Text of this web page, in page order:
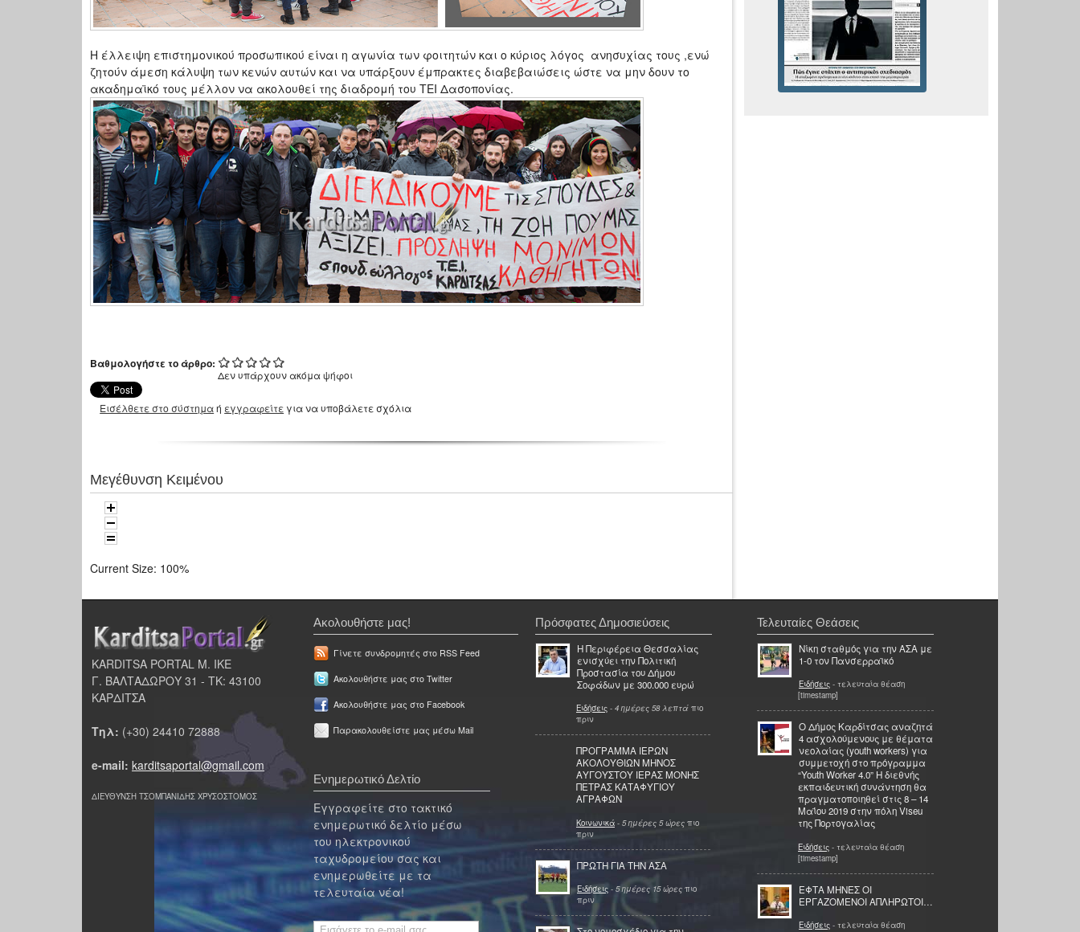
Η έλλειψη επιστημονικού προσωπικού είναι η αγωνία των φοιτητών και ο κύριος λόγος ανησυχίας τους ,ενώ
ζητούν άμεση κάλυψη των κενών αυτών και να υπάρξουν έμπρακτες διαβεβαιώσεις ώστε να μην δουν το
ακαδημαϊκό τους μέλλον να ακολουθεί της διαδρομή του ΤΕΙ Δασοπονίας.
Βαθμολογήστε το άρθρο:
Δεν υπάρχουν ακόμα ψήφοι
Εισέλθετε στο σύστημαή εγγραφείτε για να υποβάλετε σχόλια
Μεγέθυνση Κειμένου
Current Size: 100%
KARDITSA PORTAL Μ. ΙΚΕ
Γ. ΒΑΛΤΑΔΩΡΟΥ 31 - ΤΚ: 43100
ΚΑΡΔΙΤΣΑ
Τηλ: (+30) 24410 72888
e-mail: karditsaportal@gmail.com
ΔΙΕΥΘΥΝΣΗ ΤΣΟΜΠΑΝΙΔΗΣ ΧΡΥΣΟΣΤΟΜΟΣ
Ακολουθήστε μας!
Γίνετε συνδρομητές στο RSS Feed
Ακολουθήστε μας στο Twitter
Ακολουθήστε μας στο Facebook
Παρακολουθείστε μας μέσω Mail
Ενημερωτικό Δελτίο
Εγγραφείτε στο τακτικό
ενημερωτικό δελτίο μέσω
του ηλεκτρονικού
ταχυδρομείου σας και
ενημερωθείτε με τα
τελευταία νέα!
Πρόσφατες Δημοσιεύσεις
Η Περιφέρεια Θεσσαλίας
ενισχύει την Πολιτική
Προστασία του Δήμου
Σοφάδων με 300.000 ευρώ
Ειδήσεις - 4 ημέρες 58 λεπτά πιο
πριν
ΠΡΟΓΡΑΜΜΑ ΙΕΡΩΝ
ΑΚΟΛΟΥΘΙΩΝ ΜΗΝΟΣ
ΑΥΓΟΥΣΤΟΥ ΙΕΡΑΣ ΜΟΝΗΣ
ΠΕΤΡΑΣ ΚΑΤΑΦΥΓΙΟΥ
ΑΓΡΑΦΩΝ
Κοινωνικά - 5 ημέρες 5 ώρες πιο
πριν
ΠΡΩΤΗ ΓΙΑ ΤΗΝ ΑΣΑ
Ειδήσεις - 5 ημέρες 15 ώρες πιο
πριν
Τελευταίες Θεάσεις
Νίκη σταθμός για την ΑΣΑ με
1-0 τον Πανσερραϊκό
Ειδήσεις - τελευταία θέαση
[timestamp]
Ο Δήμος Καρδίτσας αναζητά
4 ασχολούμενους με θέματα
νεολαίας (youth workers) για
συμμετοχή στο πρόγραμμα
“Youth Worker 4.0” Η διεθνής
εκπαιδευτική συνάντηση θα
πραγματοποιηθεί στις 8 – 14
Μαΐου 2019 στην πόλη Viseu
της Πορτογαλίας
Ειδήσεις - τελευταία θέαση
[timestamp]
ΕΦΤΑ ΜΗΝΕΣ ΟΙ
ΕΡΓΑΖΟΜΕΝΟΙ ΑΠΛΗΡΩΤΟΙ…
Ειδήσεις - τελευταία θέαση